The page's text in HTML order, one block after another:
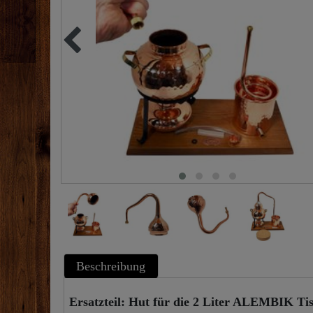
Beschreibung
Ersatzteil: Hut für die 2 Liter ALEMBIK